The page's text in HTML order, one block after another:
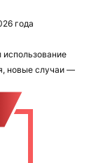
года
использование
новые случаи —